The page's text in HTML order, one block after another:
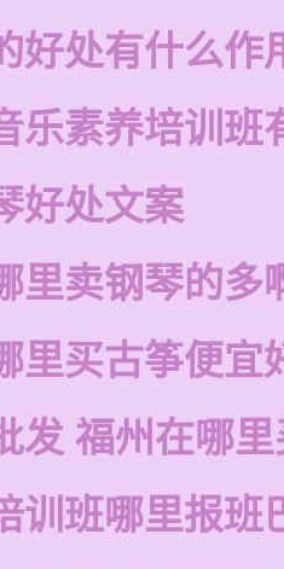
好处有什么作
乐素养培训班
好处文案
里卖钢琴的多
里买古筝便宜
发 福州在哪
训班哪里报班